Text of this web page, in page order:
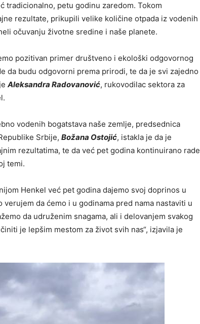
tradicionalno, petu godinu zaredom. Tokom
rezultate, prikupili velike količine otpada iz vodenih
očuvanju životne sredine i naše planete.
pozitivan primer društveno i ekološki odgovornog
da budu odgovorni prema prirodi, te da je svi zajedno
Aleksandra Radovanović, rukovodilac sektora za
vodenih bogatstava naše zemlje, predsednica
Srbije, Božana Ostojić, istakla je da je
rezultatima, te da već pet godina kontinuirano rade
temi.
Henkel već pet godina dajemo svoj doprinos u
da ćemo i u godinama pred nama nastaviti u
da udruženim snagama, ali i delovanjem svakog
je lepšim mestom za život svih nas“, izjavila je